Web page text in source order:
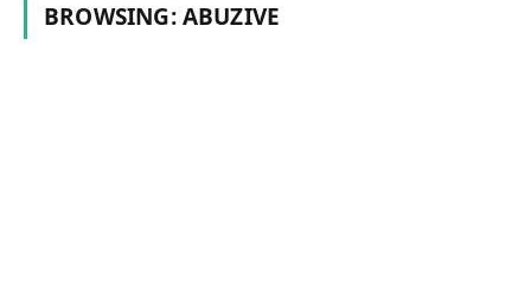
BROWSING:ABUZIVE